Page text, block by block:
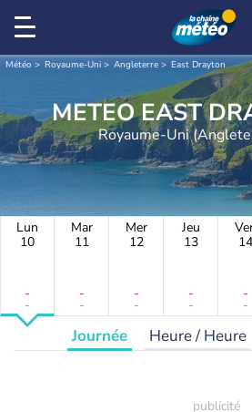
Météo Royaume-Uni Angleterre East Drayton
METEO EAST
Royaume-Uni
Lun
10
-
-
Mar
11
-
-
Mer
12
-
-
Jeu
13
-
-
14
-
-
Journée Heure / Heure